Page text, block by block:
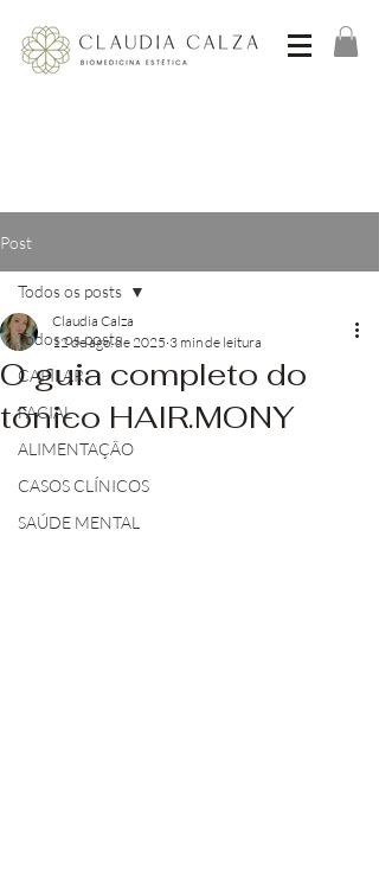
Post
Todos os posts
CAPILAR
FACIAL
ALIMENTAÇÃO
CASOS CLÍNICOS
SAÚDE MENTAL
Todos os posts
O guia completo do
tônico HAIR.MONY
Claudia Calza
12 de ago. de 2025 3 min de leitura